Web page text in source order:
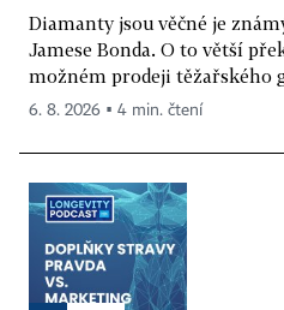
Diamanty jsou věčné je
Jamese Bonda. O to větší
možném prodeji těžařského
6. 8. 2026 ▪ 4 min. čtení